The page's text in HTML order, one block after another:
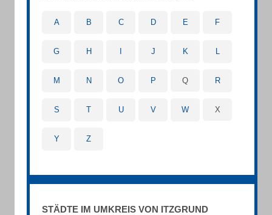
A B C D E F
G H J K L
M N O P Q R
S T U V W X
Y Z
STÄDTE IM UMKREIS VON ITZGRUND